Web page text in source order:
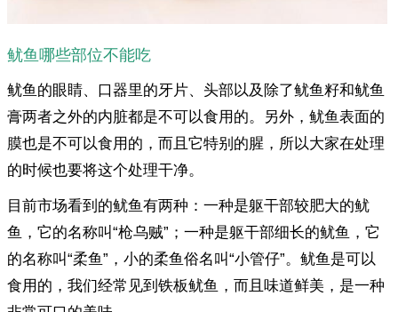
鱿鱼哪些部位不能吃
鱿鱼的眼睛、口器里的牙片、头部以及除了鱿鱼籽和鱿鱼
膏两者之外的内脏都是不可以食用的。另外，鱿鱼表面的
膜也是不可以食用的，而且它特别的腥，所以大家在处理
的时候也要将这个处理干净。
目前市场看到的鱿鱼有两种：一种是躯干部较肥大的鱿
鱼，它的名称叫“枪乌贼”；一种是躯干部细长的鱿鱼，它
的名称叫“柔鱼”，小的柔鱼俗名叫“小管仔”。鱿鱼是可以
食用的，我们经常见到铁板鱿鱼，而且味道鲜美，是一种